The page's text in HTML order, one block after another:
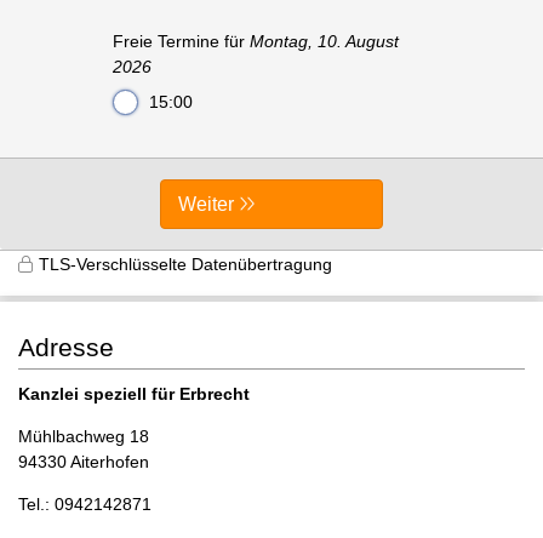
Freie Termine für Montag, 10. August
2026
15:00
Weiter
TLS-Verschlüsselte Datenübertragung
Adresse
Kanzlei speziell für Erbrecht
Mühlbachweg 18
94330 Aiterhofen
Tel.: 0942142871